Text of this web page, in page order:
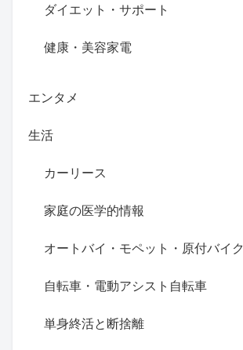
ダイエット・サポート
健康・美容家電
エンタメ
生活
カーリース
家庭の医学的情報
オートバイ・モペット・原付バイク
自転車・電動アシスト自転車
単身終活と断捨離